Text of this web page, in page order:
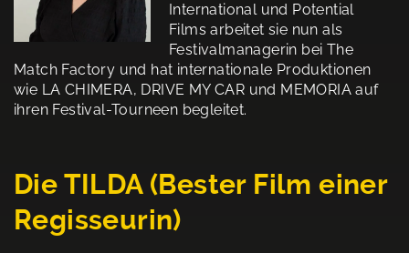
International und Potential
Films arbeitet sie nun als
Festivalmanagerin bei The
Match Factory und hat internationale Produktionen
wie LA CHIMERA, DRIVE MY CAR und MEMORIA auf
ihren Festival-Tourneen begleitet.
Die TILDA (Bester Film einer
Regisseurin)